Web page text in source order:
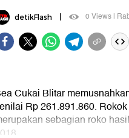
detikFlash| 0 Views |
Cukai Blitar
Rp 261.891.860.
sebagian roko